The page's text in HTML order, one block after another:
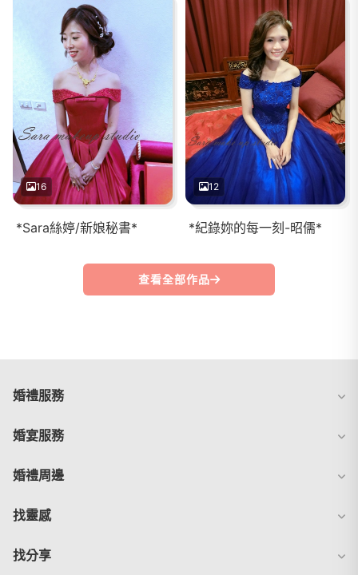
16
*Sara絲婷/新娘秘書*
12
*紀錄妳的每一刻-昭儒*
查看全部作品
婚禮服務
婚宴服務
婚禮周邊
找靈感
找分享